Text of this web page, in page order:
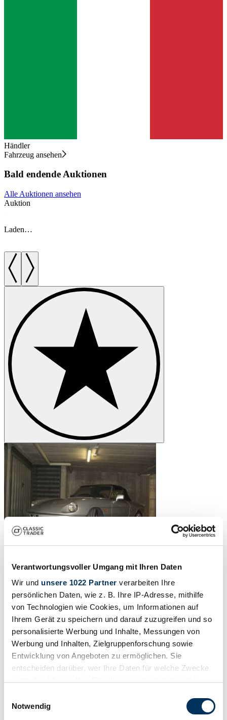
Verantwortungsvoller Umgang mit Ihren Daten
Wir und unsere 1022 Partner verarbeiten Ihre
persönlichen Daten, wie z. B. Ihre IP-Adresse, mithilfe
von Technologien wie Cookies, um Informationen auf
Ihrem Gerät zu speichern und darauf zuzugreifen und so
personalisierte Werbung und Inhalte, Messungen von
Werbung und Inhalten, Zielgruppenforschung sowie
Entwicklung von Angeboten zu ermöglichen. Sie
entscheiden darüber, wer Ihre Daten für welche Zwecke
Trigger Symbol ändern oder widerrufen
Notwendig
Händler
Fahrzeug ansehen
Bald endende Auktionen
Alle Auktionen ansehen
Auktion
Laden…